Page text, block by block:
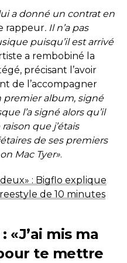
a donné un contrat en
rappeur. Il n’a pas
puisqu’il est arrivé
a rembobiné la
précisant l’avoir
de l’accompagner
premier album, signé
l’a signé alors qu’il
que j’étais
de ses premiers
Mac Tyer».
: Bigflo explique
de 10 minutes
«J’ai mis ma
te mettre